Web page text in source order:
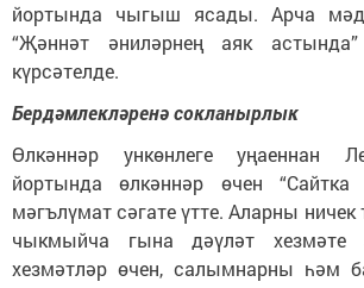
йортында чыгыш ясады. Арча
“Җәннәт әниләрнең аяк
күрсәтелде.
Бердәмлекләренә сокланырлык
Өлкәннәр ункөнлеге уңаеннан
йортында өлкәннәр өчен “Сайтка
мәгълүмат сәгате үтте. Аларны
чыкмыйча гына дәүләт хезмәте
хезмәтләр өчен, салымнарны һәм